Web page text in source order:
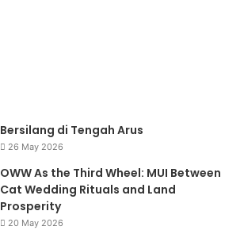
Bersilang di Tengah Arus
26 May 2026
OWW As the Third Wheel: MUI Between
Cat Wedding Rituals and Land
Prosperity
20 May 2026